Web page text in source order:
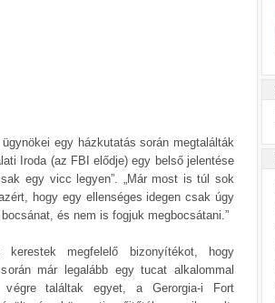
egy házkutatás során megtalálták
Iroda (az FBI elődje) egy belső jelentése
egy vicc legyen”. „Már most is túl sok
hogy egy ellenséges idegen csak úgy
és nem is fogjuk megbocsátani.”
megfelelő bizonyítékot, hogy
már legalább egy tucat alkalommal
találtak egyet, a Gerorgia-i Fort